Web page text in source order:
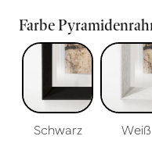
Farbe
Schwarz Weiß